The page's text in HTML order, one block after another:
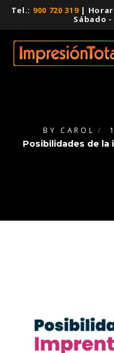
Tel.: 900 720 319|
Sábado
BY CAROL
Posibilidades de